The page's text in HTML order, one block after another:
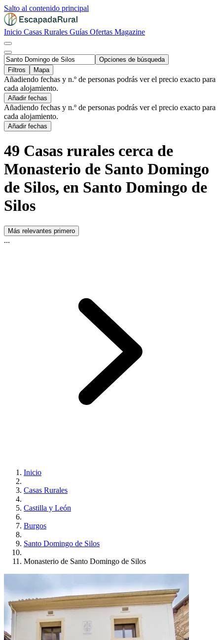
Salto al contenido principal
Inicio Casas Rurales Guías Ofertas Magazine
Opciones de búsqueda
Filtros
Mapa
Añadiendo fechas y n.º de personas podrás ver el precio exacto para
cada alojamiento.
Añadir fechas
Añadiendo fechas y n.º de personas podrás ver el precio exacto para
cada alojamiento.
Añadir fechas
49 Casas rurales cerca de
Monasterio de Santo Domingo
de Silos, en Santo Domingo de
Silos
Más relevantes primero
...
Inicio
Casas Rurales
Castilla y León
Burgos
Santo Domingo de Silos
Monasterio de Santo Domingo de Silos